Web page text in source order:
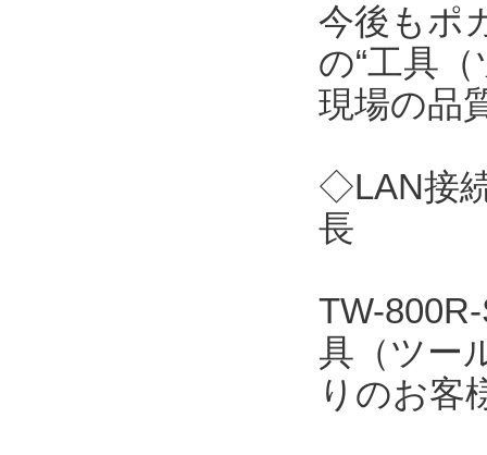
今後もポ
の“工具
現場の品
◇LAN接
長
TW-
具（ツー
りのお客